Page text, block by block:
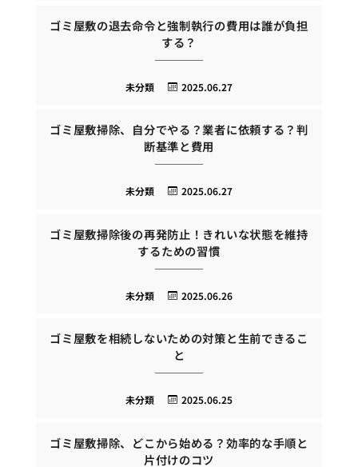
ゴミ屋敷の退去命令と強制執行の費用は誰が負担
する？
2025.06.27
未分類
ゴミ屋敷掃除、自分でやる？業者に依頼する？判
断基準と費用
2025.06.27
未分類
ゴミ屋敷掃除後の再発防止！きれいな状態を維持
するための習慣
2025.06.26
未分類
ゴミ屋敷を相続しないための対策と生前できるこ
と
2025.06.25
未分類
ゴミ屋敷掃除、どこから始める？効率的な手順と
片付けのコツ